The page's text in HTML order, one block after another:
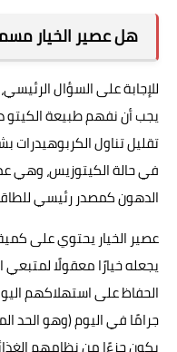
هل عصير الخيار
للإجابة على السؤال
يجب أن نفهم طبيعة الكيتو
تقليل تناول
في حالة الكيتوزيس، وهي
الدهون كمصدر رئيسي
عصير الخيار يحتوي على
يجعله خيارًا معقولًا لمتبعي
جرامًا في اليوم (وهو الحد